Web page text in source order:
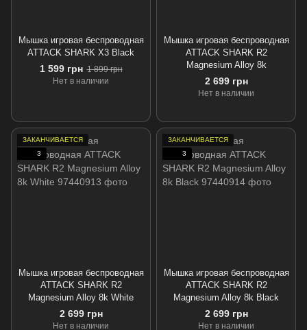
Мышка игровая беспроводная
ATTACK SHARK X3 Black
1 599 грн 1 899 грн
Нет в наличии
Мышка игровая беспроводная
ATTACK SHARK R2
Magnesium Alloy 8k
2 699 грн
Нет в наличии
ЗАКАНЧИВАЕТСЯ
3
Мышка игровая беспроводная
ATTACK SHARK R2
Magnesium Alloy 8k White
2 699 грн
Нет в наличии
ЗАКАНЧИВАЕТСЯ
3
Мышка игровая беспроводная
ATTACK SHARK R2
Magnesium Alloy 8k Black
2 699 грн
Нет в наличии